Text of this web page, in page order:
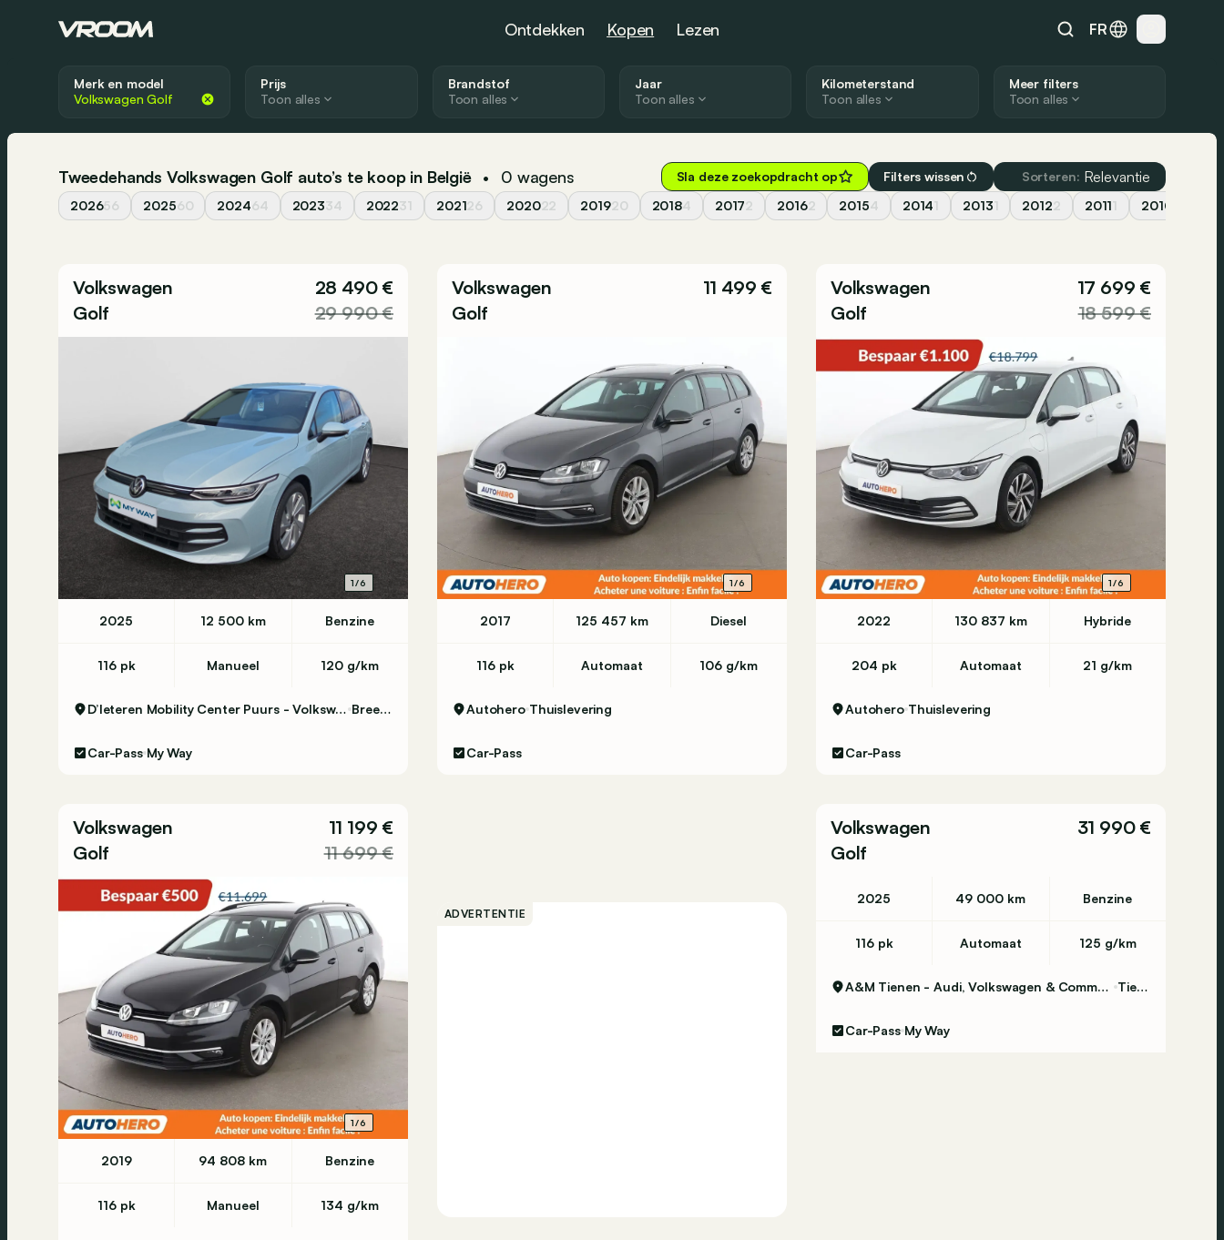
Ontdekken Kopen Lezen FR
Merk en model
Prijs
Toon alles
Brandstof
Toon alles
Jaar
Toon alles
Kilometerstand
Toon alles
Meer filters
Toon alles
Tweedehands Volkswagen Golf auto’s te koop in België • 0 wagens Sla deze zoekopdracht op Filters wissen Sorteren: Relevantie
202656 202560 202464 202334 202231 202126 202022 201920 20184 20172 20162 20154 20141 20131 20122 20111 2010
Volkswagen
Golf
28 490 €
29 990 €
1/6
2025 12 500 km Benzine
116 pk Manueel 120 g/km
D’Ieteren Mobility Center Puurs - Volkswagen & Commercial Vehicles Breendonk
Car-Pass My Way
Volkswagen
Golf
11 499 €
1/6
2017 125 457 km Diesel
116 pk Automaat 106 g/km
Autohero Thuislevering
Car-Pass
Volkswagen
Golf
17 699 €
18 599 €
1/6
2022 130 837 km Hybride
204 pk Automaat 21 g/km
Autohero Thuislevering
Car-Pass
Volkswagen
Golf
11 199 €
11 699 €
1/6
2019 94 808 km Benzine
116 pk Manueel 134 g/km
ADVERTENTIE
Volkswagen
Golf
31 990 €
2025 49 000 km Benzine
116 pk Automaat 125 g/km
A&M Tienen - Audi, Volkswagen & Commercial Vehicles Tienen
Car-Pass My Way